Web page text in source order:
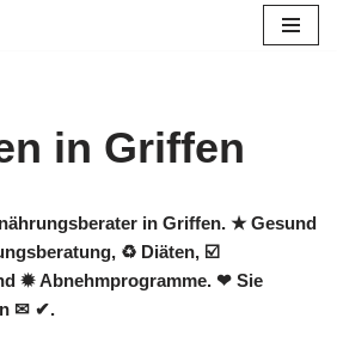
in Griffen
in Griffen. ★ Gesund
♻ Diäten, ☑️
✹ Abnehmprogramme. ❤ Sie
✉ ✔.